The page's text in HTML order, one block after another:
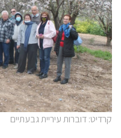
קרדיט: דוברות עיריית גבעתיים